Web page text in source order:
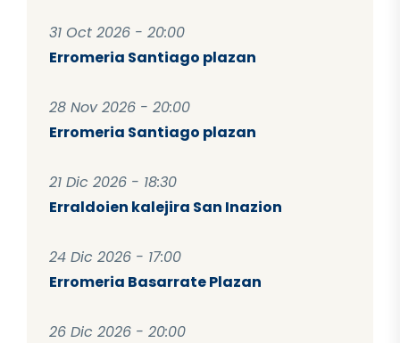
31 Oct 2026 - 20:00
Erromeria Santiago plazan
28 Nov 2026 - 20:00
Erromeria Santiago plazan
21 Dic 2026 - 18:30
Erraldoien kalejira San Inazion
24 Dic 2026 - 17:00
Erromeria Basarrate Plazan
26 Dic 2026 - 20:00